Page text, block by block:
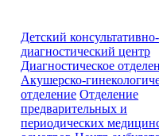
Детский консультативно-
диагностический центр
Диагностическое
Акушерско-
отделение Отделение
предварительных и
периодических